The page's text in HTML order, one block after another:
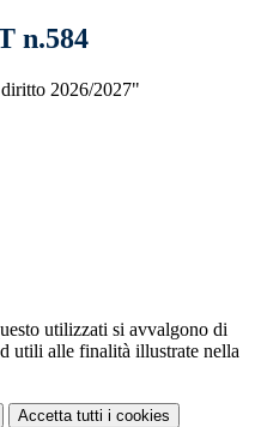
n.584
2026/2027"
utilizzati si avvalgono di
utili alle finalità illustrate nella
Accetta tutti i cookies